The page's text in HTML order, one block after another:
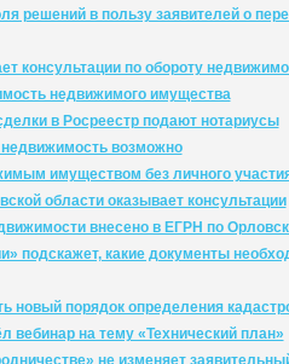
решений в пользу заявителей о
консультации по обороту
недвижимого имущества
в Росреестр подают нотариусы
возможно
имуществом без личного
области оказывает консультации
внесено в ЕГРН по
подскажет, какие документы
новый порядок определения
вебинар на тему «Технический план»
не изменяет